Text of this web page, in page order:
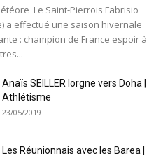
Le Saint-Pierrois Fabrisio
a effectué une saison hivernale
: champion de France espoir à
Anaïs SEILLER lorgne vers Doha |
Athlétisme
23/05/2019
Les Réunionnais avec les Barea |